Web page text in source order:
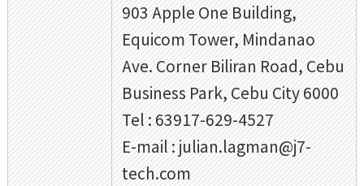
903 Apple One Building,
Equicom Tower, Mindanao
Ave. Corner Biliran Road, Cebu
Business Park, Cebu City 6000
Tel : 63917-629-4527
E-mail : julian.lagman@j7-
tech.com